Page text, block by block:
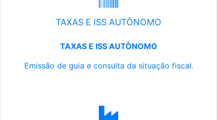
TAXAS E ISS AUTÔNOMO
TAXAS E ISS AUTÔNOMO
Emissão de guia e consulta da situação fiscal.